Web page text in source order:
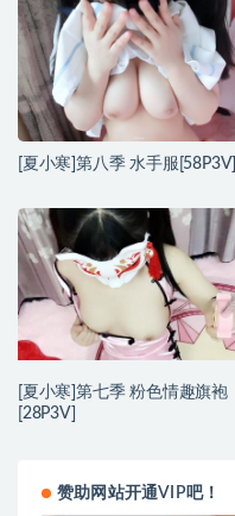
[夏小寒]第八季 水手服[58P3V]
[夏小寒]第七季 粉色情趣旗袍
[28P3V]
赞助网站开通VIP吧！